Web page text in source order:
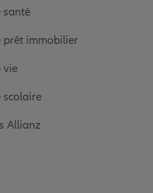
santé
prêt immobilier
vie
scolaire
Allianz